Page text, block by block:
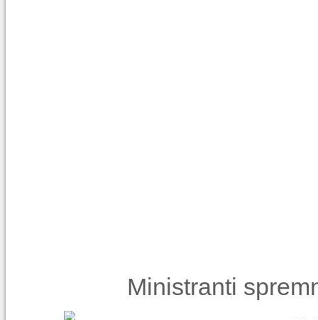
Ministranti